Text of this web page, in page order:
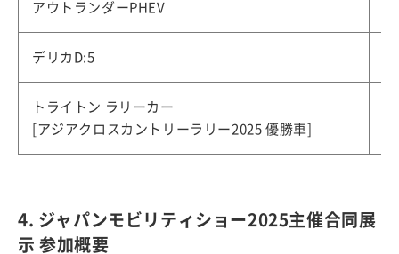
アウトランダーPHEV
デリカD:5
トライトン ラリーカー
[アジアクロスカントリーラリー2025 優勝車]
4. ジャパンモビリティショー2025主催合同展
示 参加概要